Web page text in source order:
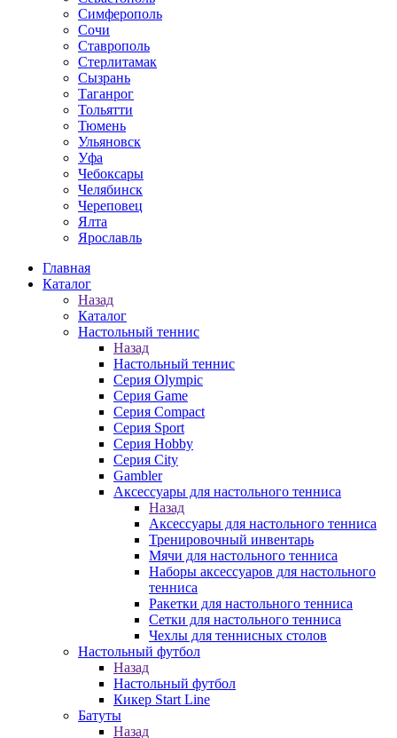
Симферополь
Сочи
Ставрополь
Стерлитамак
Сызрань
Таганрог
Тольятти
Тюмень
Ульяновск
Уфа
Чебоксары
Челябинск
Череповец
Ялта
Ярославль
Главная
Каталог
Назад
Каталог
Настольный теннис
Назад
Настольный теннис
Серия Olympic
Серия Game
Серия Compact
Серия Sport
Серия Hobby
Серия City
Gambler
Аксессуары для настольного тенниса
Назад
Аксессуары для настольного тенниса
Тренировочный инвентарь
Мячи для настольного тенниса
Наборы аксессуаров для настольного
тенниса
Ракетки для настольного тенниса
Сетки для настольного тенниса
Чехлы для теннисных столов
Настольный футбол
Назад
Настольный футбол
Кикер Start Line
Батуты
Назад